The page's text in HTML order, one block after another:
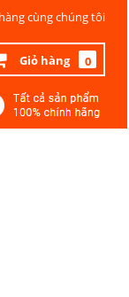
cùng chúng tôi
Giỏ hàng 0